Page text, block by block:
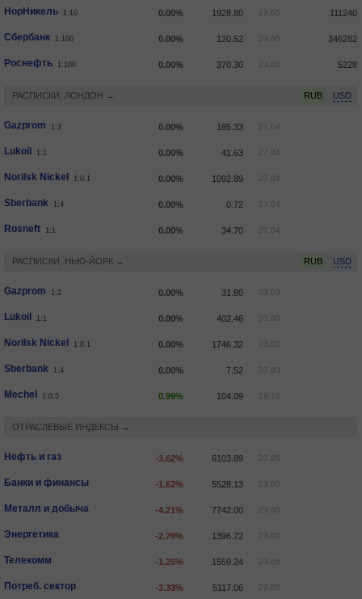
НорНикель 1:10 0.00% 1928.80 23.05 111240
Сбербанк 1:100 0.00% 120.52 23.05 346282
Роснефть 1:100 0.00% 370.30 23.05 5228
РАСПИСКИ, ЛОНДОН → RUB USD
Gazprom 1:2 0.00% 185.33 27.04
Lukoil 1:1 0.00% 41.63 27.04
Norilsk Nickel 1:0.1 0.00% 1092.89 27.04
Sberbank 1:4 0.00% 0.72 27.04
Rosneft 1:1 0.00% 34.70 27.04
РАСПИСКИ, НЬЮ-ЙОРК → RUB USD
Gazprom 1:2 0.00% 31.80 03.03
Lukoil 1:1 0.00% 402.46 03.03
Norilsk Nickel 1:0.1 0.00% 1746.32 03.03
Sberbank 1:4 0.00% 7.52 03.03
Mechel 1:0.5 0.99% 104.09 19.12
ОТРАСЛЕВЫЕ ИНДЕКСЫ →
Нефть и газ -3.62% 6103.89 23.05
Банки и финансы -1.62% 5528.13 23.05
Металл и добыча -4.21% 7742.00 23.05
Энергетика -2.79% 1396.72 23.05
Телекомм -1.25% 1559.24 23.05
Потреб. сектор -3.33% 5117.06 23.05